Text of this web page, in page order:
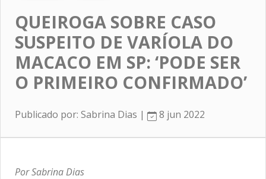
QUEIROGA SOBRE CASO
SUSPEITO DE VARÍOLA DO
MACACO EM SP: ‘PODE SER
O PRIMEIRO CONFIRMADO’
Publicado por: Sabrina Dias | 8 jun 2022
Por Sabrina Dias